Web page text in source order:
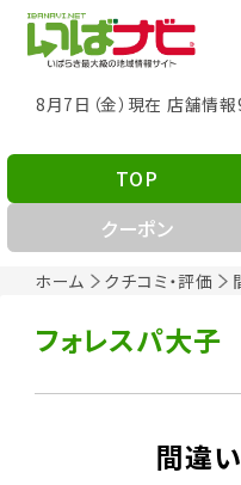
8月7日（金）現在 店舗情
ホーム クチコミ・評価
TOP
クーポン
フォレスパ大子
間違